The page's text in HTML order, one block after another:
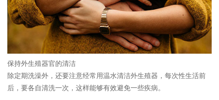
保持外生殖器官的清洁
除定期洗澡外，还要注意经常用温水清洁外生殖器，每次性生活前
后，要各自清洗一次，这样能够有效避免一些疾病。